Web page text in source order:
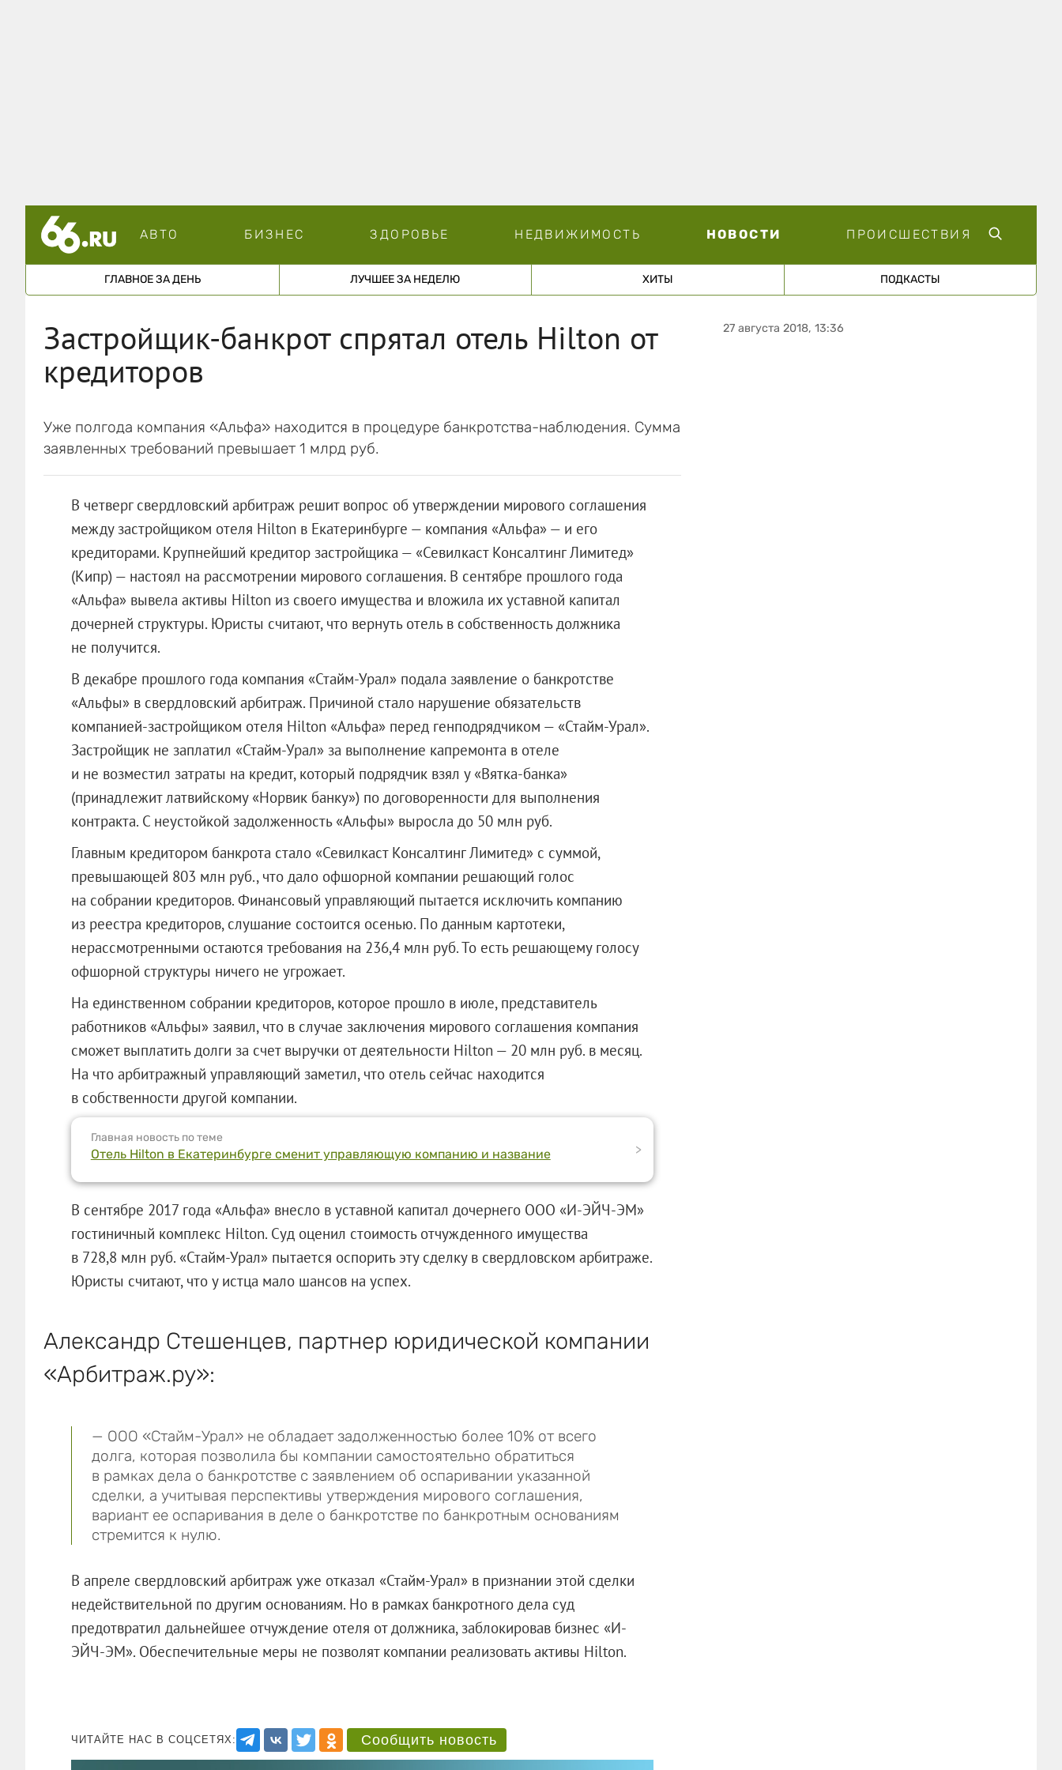
АВТО БИЗНЕС ЗДОРОВЬЕ НЕДВИЖИМОСТЬ НОВОСТИ ПРОИСШЕСТВИЯ
ГЛАВНОЕ ЗА ДЕНЬ ЛУЧШЕЕ ЗА НЕДЕЛЮ ХИТЫ ПОДКАСТЫ
Застройщик-банкрот спрятал отель Hilton от
кредиторов
Уже полгода компания «Альфа» находится в процедуре банкротства-наблюдения. Сумма
заявленных требований превышает 1 млрд руб.
В четверг свердловский арбитраж решит вопрос об утверждении мирового соглашения
между застройщиком отеля Hilton в Екатеринбурге — компания «Альфа» — и его
кредиторами. Крупнейший кредитор застройщика — «Севилкаст Консалтинг Лимитед»
(Кипр) — настоял на рассмотрении мирового соглашения. В сентябре прошлого года
«Альфа» вывела активы Hilton из своего имущества и вложила их уставной капитал
дочерней структуры. Юристы считают, что вернуть отель в собственность должника
не получится.
В декабре прошлого года компания «Стайм-Урал» подала заявление о банкротстве
«Альфы» в свердловский арбитраж. Причиной стало нарушение обязательств
компанией-застройщиком отеля Hilton «Альфа» перед генподрядчиком — «Стайм-Урал».
Застройщик не заплатил «Стайм-Урал» за выполнение капремонта в отеле
и не возместил затраты на кредит, который подрядчик взял у «Вятка-банка»
(принадлежит латвийскому «Норвик банку») по договоренности для выполнения
контракта. С неустойкой задолженность «Альфы» выросла до 50 млн руб.
Главным кредитором банкрота стало «Севилкаст Консалтинг Лимитед» с суммой,
превышающей 803 млн руб., что дало офшорной компании решающий голос
на собрании кредиторов. Финансовый управляющий пытается исключить компанию
из реестра кредиторов, слушание состоится осенью. По данным картотеки,
нерассмотренными остаются требования на 236,4 млн руб. То есть решающему голосу
офшорной структуры ничего не угрожает.
На единственном собрании кредиторов, которое прошло в июле, представитель
работников «Альфы» заявил, что в случае заключения мирового соглашения компания
сможет выплатить долги за счет выручки от деятельности Hilton — 20 млн руб. в месяц.
На что арбитражный управляющий заметил, что отель сейчас находится
в собственности другой компании.
Главная новость по теме
Отель Hilton в Екатеринбурге сменит управляющую компанию и название >
В сентябре 2017 года «Альфа» внесло в уставной капитал дочернего ООО «И-ЭЙЧ-ЭМ»
гостиничный комплекс Hilton. Суд оценил стоимость отчужденного имущества
в 728,8 млн руб. «Стайм-Урал» пытается оспорить эту сделку в свердловском арбитраже.
Юристы считают, что у истца мало шансов на успех.
Александр Стешенцев, партнер юридической компании
«Арбитраж.ру»:
— ООО «Стайм-Урал»не обладает задолженностью более 10% от всего
долга, которая позволила бы компании самостоятельно обратиться
в рамках дела о банкротстве с заявлением об оспаривании указанной
сделки, а учитывая перспективы утверждения мирового соглашения,
вариант ее оспаривания в деле о банкротстве по банкротным основаниям
стремится к нулю.
В апреле свердловский арбитраж уже отказал «Стайм-Урал» в признании этой сделки
недействительной по другим основаниям. Но в рамках банкротного дела суд
предотвратил дальнейшее отчуждение отеля от должника, заблокировав бизнес «И-
ЭЙЧ-ЭМ». Обеспечительные меры не позволят компании реализовать активы Hilton.
ЧИТАЙТЕ НАС В СОЦСЕТЯХ: Сообщить новость
27 августа 2018, 13:36